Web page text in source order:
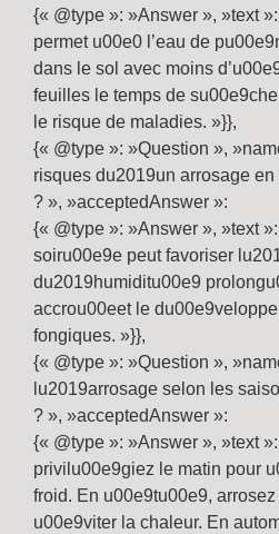
{« @type »: »Answer », »text
permet u00e0 l’eau de
dans le sol avec moins
feuilles le temps de
le risque de maladies. »}},
{« @type »: »Question »,
risques du2019un arrosage
? », »acceptedAnswer »:
{« @type »: »Answer », »text
soiru00e9e peut favoriser
du2019humiditu00e9
accrou00eet le
fongiques. »}},
{« @type »: »Question »,
lu2019arrosage selon les
? », »acceptedAnswer »:
{« @type »: »Answer », »text
privilu00e9giez le matin pour
froid. En u00e9tu00e9,
u00e9viter la chaleur. En